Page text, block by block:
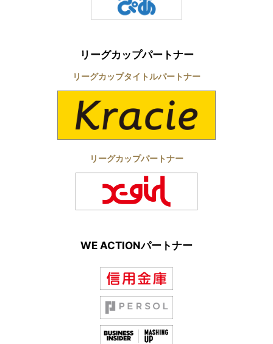
リーグカップパートナー
リーグカップタイトルパートナー
リーグカップパートナー
WE ACTIONパートナー